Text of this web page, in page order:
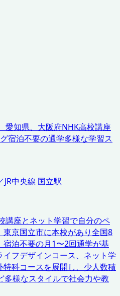
愛知県、大阪府NHK高校講座
宿泊不要の通学多様な学習ス
JR中央線 国立駅
講座とネット学習で自分のペ
京国立市に本校があり全国8
泊不要の月1〜2回通学が基
フデザインコース、ネット学
科コースを展開し、少人数積
様なスタイルで社会力や教